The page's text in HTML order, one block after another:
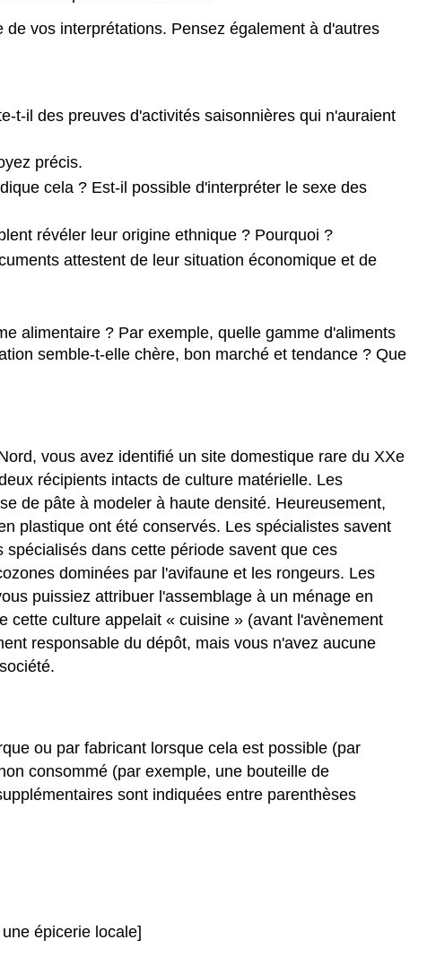
vos interprétations. Pensez également à d'autres
t-il des preuves d'activités saisonnières qui n'auraient
précis.
cela ? Est-il possible d'interpréter le sexe des
révéler leur origine ethnique ? Pourquoi ?
attestent de leur situation économique et de
alimentaire ? Par exemple, quelle gamme d'aliments
semble-t-elle chère, bon marché et tendance ? Que
vous avez identifié un site domestique rare du XXe
récipients intacts de culture matérielle. Les
de pâte à modeler à haute densité. Heureusement,
plastique ont été conservés. Les spécialistes savent
dans cette période savent que ces
dominées par l'avifaune et les rongeurs. Les
puissiez attribuer l'assemblage à un ménage en
cette culture appelait « cuisine » (avant l'avènement
responsable du dépôt, mais vous n'avez aucune
ou par fabricant lorsque cela est possible (par
consommé (par exemple, une bouteille de
sont indiquées entre parenthèses
épicerie locale]